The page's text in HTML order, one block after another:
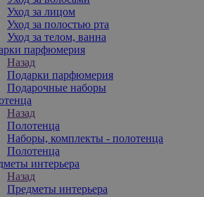
Уход за лицом
Уход за полостью рта
Уход за телом, ванна
парфюмерия
Назад
Подарки парфюмерия
Подарочные наборы
Назад
Полотенца
Наборы, комплекты - полотенца
Полотенца
интерьера
Назад
Предметы интерьера